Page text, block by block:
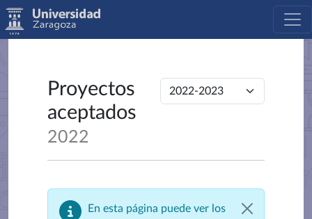
Proyectos
aceptados
2022
En esta página puede ver los